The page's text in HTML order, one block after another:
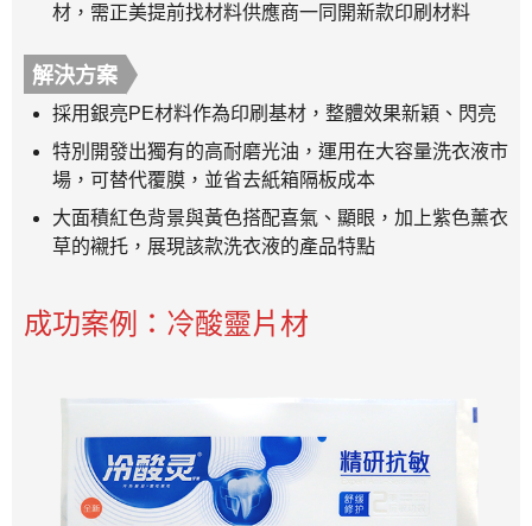
材，需正美提前找材料供應商一同開新款印刷材料
解決方案
採用銀亮PE材料作為印刷基材，整體效果新穎、閃亮
特別開發出獨有的高耐磨光油，運用在大容量洗衣液市
場，可替代覆膜，並省去紙箱隔板成本
大面積紅色背景與黃色搭配喜氣、顯眼，加上紫色薰衣
草的襯托，展現該款洗衣液的產品特點
成功案例：冷酸靈片材